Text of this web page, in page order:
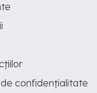
confidențialitate